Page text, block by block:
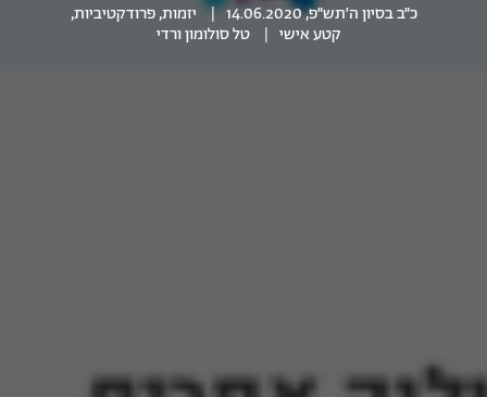
כ״ב בסיון ה׳תש״פ, 14.06.2020 | יזמות,פרודקטיביות,
קטע אישי | טל סולומון ורדי